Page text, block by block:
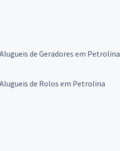
Alugueis de Geradores em Petrolina
Alugueis de Rolos em Petrolina